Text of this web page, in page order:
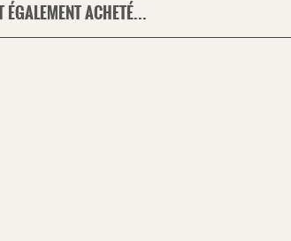
ÉGALEMENT ACHETÉ...